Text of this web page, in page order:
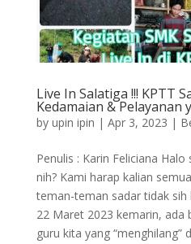
Live In Salatiga !!! KPTT
Kedamaian & Pelayanan
by upin ipin | Apr 3, 2023 |
Penulis : Karin Feliciana
nih? Kami harap kalian
teman-teman sadar tidak sih
22 Maret 2023 kemarin, ada
guru kita yang “menghilang”